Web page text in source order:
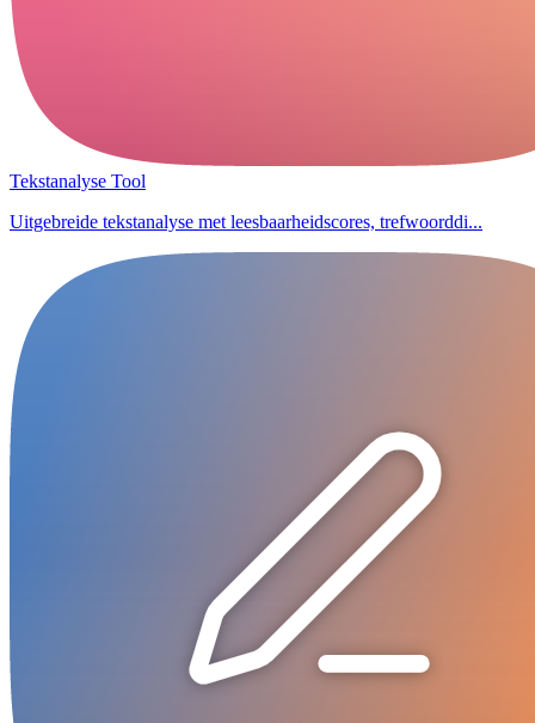
Tekstanalyse Tool
Uitgebreide tekstanalyse met leesbaarheidscores, trefwoorddi...